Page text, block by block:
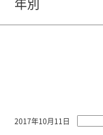
2017年10月11日